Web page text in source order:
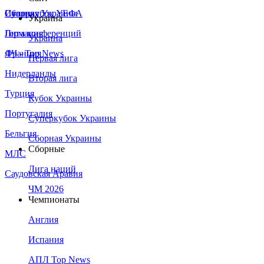
Сборная Украины
Италия
Германия
Франция
Нидерланды
Турция
Португалия
Бельгия
МЛС
Саудовская Аравия
Суперкубок УЕФА
Лига конференций
ЛЧ - Top News
Украина
Украина
Первая лига
Вторая лига
Кубок Украины
Суперкубок Украины
Сборная Украины
Сборные
Лига наций
ЧМ 2026
Чемпионаты
Англия
Испания
АПЛ Top News